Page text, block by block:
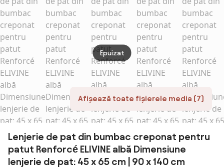
Afișează toate fișierele media (7)
Epuizat
Lenjerie de pat din bumbac creponat pentru
patut Renforcé ELIVINE albă Dimensiune
lenjerie de pat: 45 x 65 cm | 90 x 140 cm